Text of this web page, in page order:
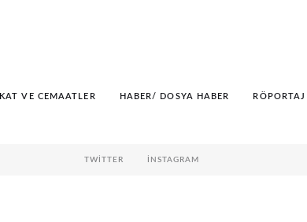
VE CEMAATLER HABER/ DOSYA HABER RÖPORTAJ
TWITTER İNSTAGRAM